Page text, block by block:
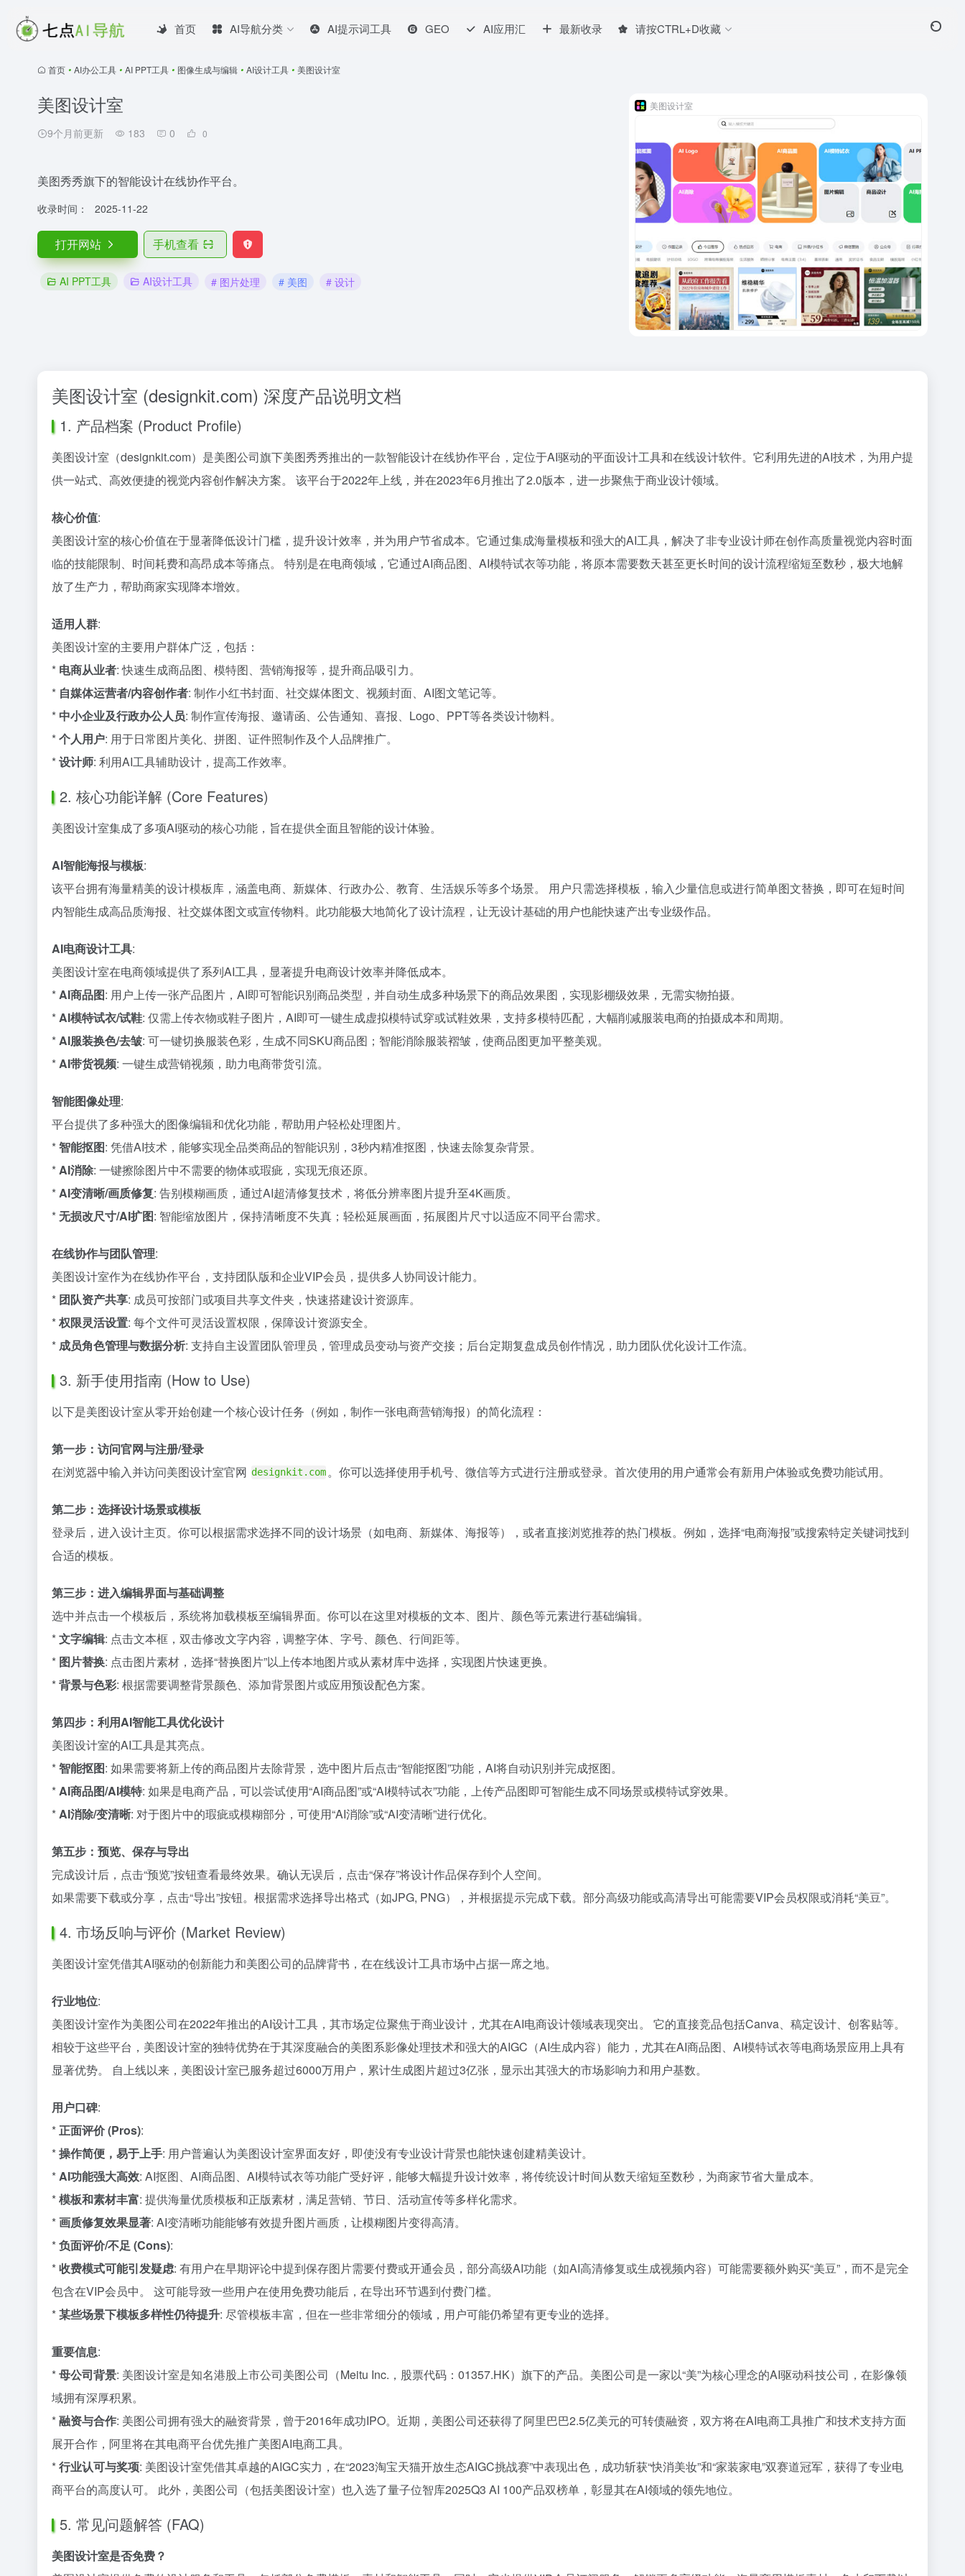
首页 AI导航分类 AI提示词工具 GEO AI应用汇 最新收录 请按CTRL+D收藏
首页 • AI办公工具 • AI PPT工具 • 图像生成与编辑 • AI设计工具 • 美图设计室
美图设计室
9个月前更新 183 0 0
美图秀秀旗下的智能设计在线协作平台。
收录时间： 2025-11-22
打开网站 手机查看
AI PPT工具 AI设计工具 # 图片处理 # 美图 # 设计
美图设计室
美图设计室 (designkit.com) 深度产品说明文档
1. 产品档案 (Product Profile)
美图设计室（designkit.com）是美图公司旗下美图秀秀推出的一款智能设计在线协作平台，定位于AI驱动的平面设计工具和在线设计软件。它利用先进的AI技术，为用户提
供一站式、高效便捷的视觉内容创作解决方案。 该平台于2022年上线，并在2023年6月推出了2.0版本，进一步聚焦于商业设计领域。
核心价值:
美图设计室的核心价值在于显著降低设计门槛，提升设计效率，并为用户节省成本。它通过集成海量模板和强大的AI工具，解决了非专业设计师在创作高质量视觉内容时面
临的技能限制、时间耗费和高昂成本等痛点。 特别是在电商领域，它通过AI商品图、AI模特试衣等功能，将原本需要数天甚至更长时间的设计流程缩短至数秒，极大地解
放了生产力，帮助商家实现降本增效。
适用人群:
美图设计室的主要用户群体广泛，包括：
* 电商从业者: 快速生成商品图、模特图、营销海报等，提升商品吸引力。
* 自媒体运营者/内容创作者: 制作小红书封面、社交媒体图文、视频封面、AI图文笔记等。
* 中小企业及行政办公人员: 制作宣传海报、邀请函、公告通知、喜报、Logo、PPT等各类设计物料。
*个人用户: 用于日常图片美化、拼图、证件照制作及个人品牌推广。
*设计师: 利用AI工具辅助设计，提高工作效率。
2. 核心功能详解 (Core Features)
美图设计室集成了多项AI驱动的核心功能，旨在提供全面且智能的设计体验。
AI智能海报与模板:
该平台拥有海量精美的设计模板库，涵盖电商、新媒体、行政办公、教育、生活娱乐等多个场景。 用户只需选择模板，输入少量信息或进行简单图文替换，即可在短时间
内智能生成高品质海报、社交媒体图文或宣传物料。此功能极大地简化了设计流程，让无设计基础的用户也能快速产出专业级作品。
AI电商设计工具:
美图设计室在电商领域提供了系列AI工具，显著提升电商设计效率并降低成本。
*AI商品图: 用户上传一张产品图片，AI即可智能识别商品类型，并自动生成多种场景下的商品效果图，实现影棚级效果，无需实物拍摄。
*AI模特试衣/试鞋: 仅需上传衣物或鞋子图片，AI即可一键生成虚拟模特试穿或试鞋效果，支持多模特匹配，大幅削减服装电商的拍摄成本和周期。
*AI服装换色/去皱: 可一键切换服装色彩，生成不同SKU商品图；智能消除服装褶皱，使商品图更加平整美观。
*AI带货视频: 一键生成营销视频，助力电商带货引流。
智能图像处理:
平台提供了多种强大的图像编辑和优化功能，帮助用户轻松处理图片。
*智能抠图: 凭借AI技术，能够实现全品类商品的智能识别，3秒内精准抠图，快速去除复杂背景。
*AI消除: 一键擦除图片中不需要的物体或瑕疵，实现无痕还原。
*AI变清晰/画质修复: 告别模糊画质，通过AI超清修复技术，将低分辨率图片提升至4K画质。
*无损改尺寸/AI扩图: 智能缩放图片，保持清晰度不失真；轻松延展画面，拓展图片尺寸以适应不同平台需求。
在线协作与团队管理:
美图设计室作为在线协作平台，支持团队版和企业VIP会员，提供多人协同设计能力。
* 团队资产共享: 成员可按部门或项目共享文件夹，快速搭建设计资源库。
*权限灵活设置: 每个文件可灵活设置权限，保障设计资源安全。
* 成员角色管理与数据分析: 支持自主设置团队管理员，管理成员变动与资产交接；后台定期复盘成员创作情况，助力团队优化设计工作流。
3. 新手使用指南 (How to Use)
以下是美图设计室从零开始创建一个核心设计任务（例如，制作一张电商营销海报）的简化流程：
第一步：访问官网与注册/登录
在浏览器中输入并访问美图设计室官网 designkit.com。你可以选择使用手机号、微信等方式进行注册或登录。首次使用的用户通常会有新用户体验或免费功能试用。
第二步：选择设计场景或模板
登录后，进入设计主页。你可以根据需求选择不同的设计场景（如电商、新媒体、海报等），或者直接浏览推荐的热门模板。例如，选择“电商海报”或搜索特定关键词找到
合适的模板。
第三步：进入编辑界面与基础调整
选中并点击一个模板后，系统将加载模板至编辑界面。你可以在这里对模板的文本、图片、颜色等元素进行基础编辑。
*文字编辑: 点击文本框，双击修改文字内容，调整字体、字号、颜色、行间距等。
* 图片替换: 点击图片素材，选择“替换图片”以上传本地图片或从素材库中选择，实现图片快速更换。
*背景与色彩: 根据需要调整背景颜色、添加背景图片或应用预设配色方案。
第四步：利用AI智能工具优化设计
美图设计室的AI工具是其亮点。
*智能抠图: 如果需要将新上传的商品图片去除背景，选中图片后点击“智能抠图”功能，AI将自动识别并完成抠图。
*AI商品图/AI模特: 如果是电商产品，可以尝试使用“AI商品图”或“AI模特试衣”功能，上传产品图即可智能生成不同场景或模特试穿效果。
*AI消除/变清晰: 对于图片中的瑕疵或模糊部分，可使用“AI消除”或“AI变清晰”进行优化。
第五步：预览、保存与导出
完成设计后，点击“预览”按钮查看最终效果。确认无误后，点击“保存”将设计作品保存到个人空间。
如果需要下载或分享，点击“导出”按钮。根据需求选择导出格式（如JPG, PNG），并根据提示完成下载。部分高级功能或高清导出可能需要VIP会员权限或消耗“美豆”。
4. 市场反响与评价 (Market Review)
美图设计室凭借其AI驱动的创新能力和美图公司的品牌背书，在在线设计工具市场中占据一席之地。
行业地位:
美图设计室作为美图公司在2022年推出的AI设计工具，其市场定位聚焦于商业设计，尤其在AI电商设计领域表现突出。 它的直接竞品包括Canva、稿定设计、创客贴等。
相较于这些平台，美图设计室的独特优势在于其深度融合的美图系影像处理技术和强大的AIGC（AI生成内容）能力，尤其在AI商品图、AI模特试衣等电商场景应用上具有
显著优势。 自上线以来，美图设计室已服务超过6000万用户，累计生成图片超过3亿张，显示出其强大的市场影响力和用户基数。
用户口碑:
*正面评价 (Pros):
*操作简便，易于上手: 用户普遍认为美图设计室界面友好，即使没有专业设计背景也能快速创建精美设计。
*AI功能强大高效: AI抠图、AI商品图、AI模特试衣等功能广受好评，能够大幅提升设计效率，将传统设计时间从数天缩短至数秒，为商家节省大量成本。
*模板和素材丰富: 提供海量优质模板和正版素材，满足营销、节日、活动宣传等多样化需求。
*画质修复效果显著: AI变清晰功能能够有效提升图片画质，让模糊图片变得高清。
*负面评价/不足 (Cons):
*收费模式可能引发疑虑: 有用户在早期评论中提到保存图片需要付费或开通会员，部分高级AI功能（如AI高清修复或生成视频内容）可能需要额外购买“美豆”，而不是完全
包含在VIP会员中。 这可能导致一些用户在使用免费功能后，在导出环节遇到付费门槛。
*某些场景下模板多样性仍待提升: 尽管模板丰富，但在一些非常细分的领域，用户可能仍希望有更专业的选择。
重要信息:
*母公司背景: 美图设计室是知名港股上市公司美图公司（Meitu Inc.，股票代码：01357.HK）旗下的产品。美图公司是一家以“美”为核心理念的AI驱动科技公司，在影像领
域拥有深厚积累。
*融资与合作: 美图公司拥有强大的融资背景，曾于2016年成功IPO。近期，美图公司还获得了阿里巴巴2.5亿美元的可转债融资，双方将在AI电商工具推广和技术支持方面
展开合作，阿里将在其电商平台优先推广美图AI电商工具。
*行业认可与奖项: 美图设计室凭借其卓越的AIGC实力，在“2023淘宝天猫开放生态AIGC挑战赛”中表现出色，成功斩获“快消美妆”和“家装家电”双赛道冠军，获得了专业电
商平台的高度认可。 此外，美图公司（包括美图设计室）也入选了量子位智库2025Q3 AI 100产品双榜单，彰显其在AI领域的领先地位。
5. 常见问题解答 (FAQ)
美图设计室是否免费？